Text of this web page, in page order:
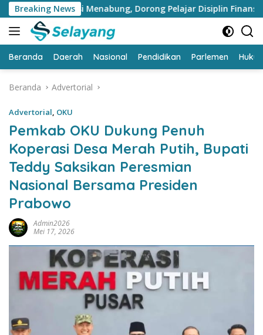
Langsung
ke
konten
Breaking News
Menabung, Dorong Pelajar Disiplin Finansial sejak dini
Beranda Daerah Nasional Pendidikan Parlemen
Beranda Advertorial
Advertorial, OKU
Pemkab OKU Dukung Penuh
Koperasi Desa Merah Putih, Bupati
Teddy Saksikan Peresmian
Nasional Bersama Presiden
Prabowo
Admin2026
Mei 17, 2026